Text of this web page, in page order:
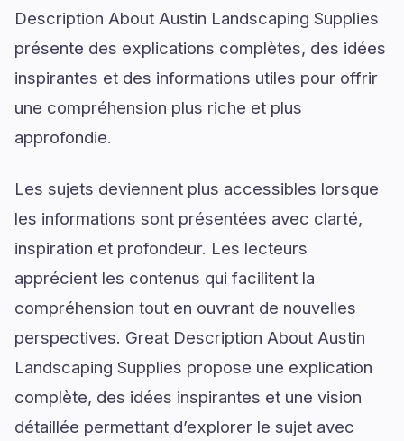
Description About Austin Landscaping Supplies
présente des explications complètes, des idées
inspirantes et des informations utiles pour offrir
une compréhension plus riche et plus
approfondie.
Les sujets deviennent plus accessibles lorsque
les informations sont présentées avec clarté,
inspiration et profondeur. Les lecteurs
apprécient les contenus qui facilitent la
compréhension tout en ouvrant de nouvelles
perspectives. Great Description About Austin
Landscaping Supplies propose une explication
complète, des idées inspirantes et une vision
détaillée permettant d’explorer le sujet avec